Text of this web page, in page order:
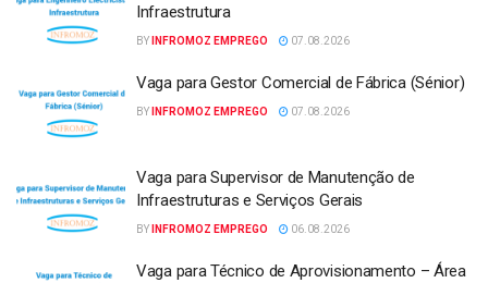
Infraestrutura
BY INFROMOZ EMPREGO 07.08.2026
Vaga para Gestor Comercial de Fábrica (Sénior)
BY INFROMOZ EMPREGO 07.08.2026
Vaga para Supervisor de Manutenção de
Infraestruturas e Serviços Gerais
BY INFROMOZ EMPREGO 06.08.2026
Vaga para Técnico de Aprovisionamento – Área